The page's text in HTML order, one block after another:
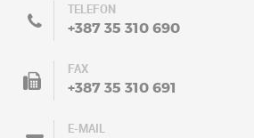
TELEFON
+387 35 310 690
FAX
+387 35 310 691
E-MAIL